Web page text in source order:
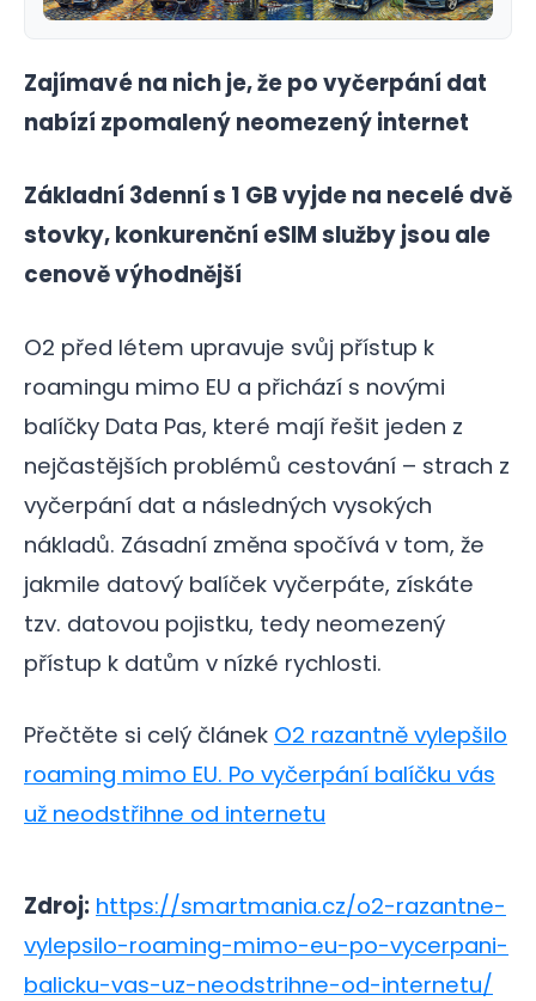
Zajímavé na nich je, že po vyčerpání dat
nabízí zpomalený neomezený internet
Základní 3denní s 1 GB vyjde na necelé dvě
stovky, konkurenční eSIM služby jsou ale
cenově výhodnější
O2 před létem upravuje svůj přístup k
roamingu mimo EU a přichází s novými
balíčky Data Pas, které mají řešit jeden z
nejčastějších problémů cestování – strach z
vyčerpání dat a následných vysokých
nákladů. Zásadní změna spočívá v tom, že
jakmile datový balíček vyčerpáte, získáte
tzv. datovou pojistku, tedy neomezený
přístup k datům v nízké rychlosti.
Přečtěte si celý článek O2 razantně vylepšilo
roaming mimo EU. Po vyčerpání balíčku vás
už neodstřihne od internetu
Zdroj: https://smartmania.cz/o2-razantne-
vylepsilo-roaming-mimo-eu-po-vycerpani-
balicku-vas-uz-neodstrihne-od-internetu/